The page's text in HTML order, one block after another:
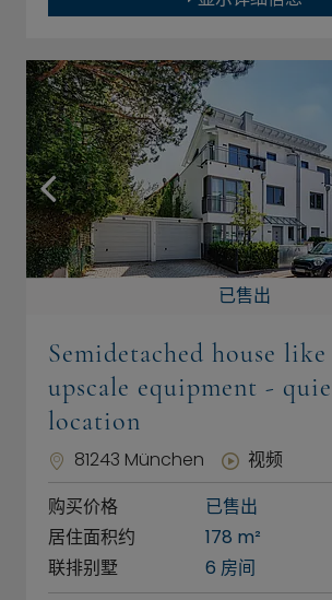
已售出
Semidetached house
upscale equipment -
location
81243 München
视频
购买价格
已售出
居住面积约
178 m²
联排别墅
6 房间